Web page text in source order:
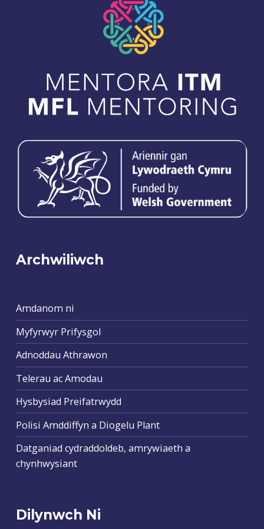
Archwiliwch
Amdanom ni
Myfyrwyr Prifysgol
Adnoddau Athrawon
Telerau ac Amodau
Hysbysiad Preifatrwydd
Polisi Amddiffyn a Diogelu Plant
Datganiad cydraddoldeb, amrywiaeth a
chynhwysiant
Dilynwch Ni